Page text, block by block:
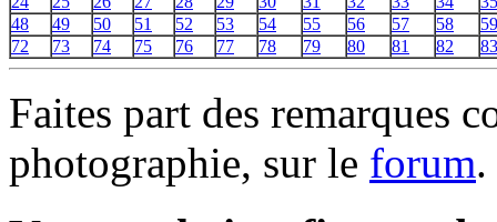
48
49 50 51 52 53 54 55 56 57 58
59
72
73 74 75 76 77 78 79 80 81 82 83
Faites part des remarques
photographie, sur le forum.